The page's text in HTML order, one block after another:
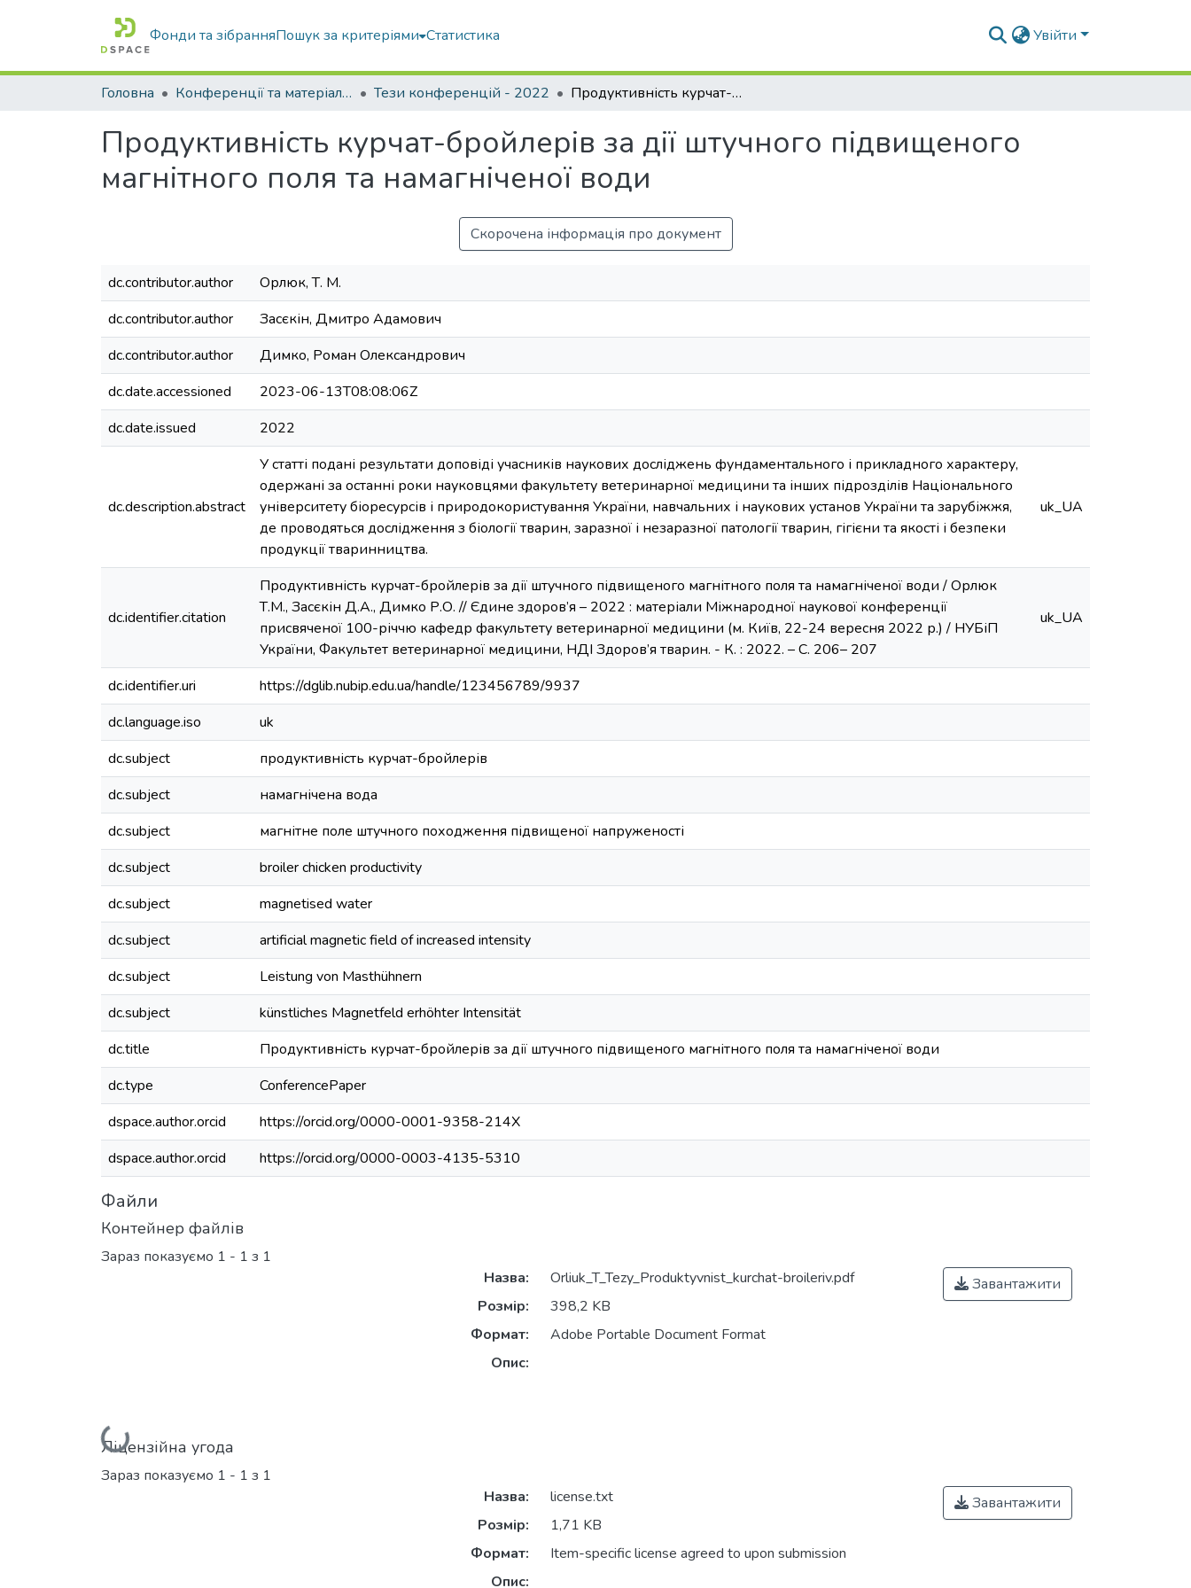
Фонди та зібранняПошук за критеріями Статистика Увійти
Головна Конференції та матеріали конференцій Тези конференцій - 2022 Продуктивність курчат-бройлерів за дії штучного підвищеного магнітного поля та намагніченої води
Продуктивність курчат-бройлерів за дії штучного підвищеного
магнітного поля та намагніченої води
Скорочена інформація про документ
dc.contributor.author
Орлюк, Т. М.
dc.contributor.author
Засєкін, Дмитро Адамович
dc.contributor.author
Димко, Роман Олександрович
dc.date.accessioned
2023-06-13T08:08:06Z
dc.date.issued
2022
dc.description.abstract
У статті подані результати доповіді учасників наукових досліджень фундаментального і прикладного характеру,
одержані за останні роки науковцями факультету ветеринарної медицини та інших підрозділів Національного
університету біоресурсів і природокористування України, навчальних і наукових установ України та зарубіжжя,
де проводяться дослідження з біології тварин, заразної і незаразної патології тварин, гігієни та якості і безпеки
продукції тваринництва.
uk_UA
dc.identifier.citation
Продуктивність курчат-бройлерів за дії штучного підвищеного магнітного поля та намагніченої води / Орлюк
Т.М., Засєкін Д.А., Димко Р.О. // Єдине здоров’я – 2022 : матеріали Міжнародної наукової конференції
присвяченої 100-річчю кафедр факультету ветеринарної медицини (м. Київ, 22-24 вересня 2022 р.) / НУБіП
України, Факультет ветеринарної медицини, НДІ Здоров’я тварин. - К. : 2022. – С. 206– 207
uk_UA
dc.identifier.uri
https://dglib.nubip.edu.ua/handle/123456789/9937
dc.language.iso
uk
dc.subject
продуктивність курчат-бройлерів
dc.subject
намагнічена вода
dc.subject
магнітне поле штучного походження підвищеної напруженості
dc.subject
broiler chicken productivity
dc.subject
magnetised water
dc.subject
artificial magnetic field of increased intensity
dc.subject
Leistung von Masthühnern
dc.subject
künstliches Magnetfeld erhöhter Intensität
dc.title
Продуктивність курчат-бройлерів за дії штучного підвищеного магнітного поля та намагніченої води
dc.type
ConferencePaper
dspace.author.orcid
https://orcid.org/0000-0001-9358-214X
dspace.author.orcid
https://orcid.org/0000-0003-4135-5310
Файли
Контейнер файлів
Зараз показуємо 1 - 1 з 1
Вантажиться...
Назва:
Orliuk_T_Tezy_Produktyvnist_kurchat-broileriv.pdf
Розмір:
398,2 KB
Формат:
Adobe Portable Document Format
Опис:
Завантажити
Ліцензійна угода
Зараз показуємо 1 - 1 з 1
Назва:
license.txt
Розмір:
1,71 KB
Формат:
Item-specific license agreed to upon submission
Опис:
Завантажити